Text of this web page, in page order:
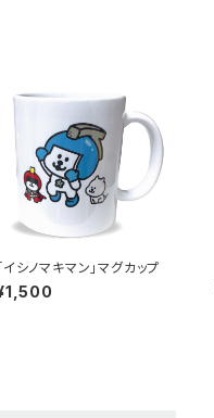
イシノマキマン」マグカップ